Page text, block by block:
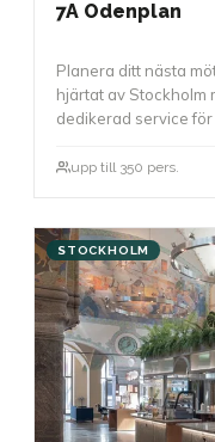
7A Odenplan
Planera ditt nästa
hjärtat av Stockholm
dedikerad service
upp till 350 pers.
STOCKHOLM